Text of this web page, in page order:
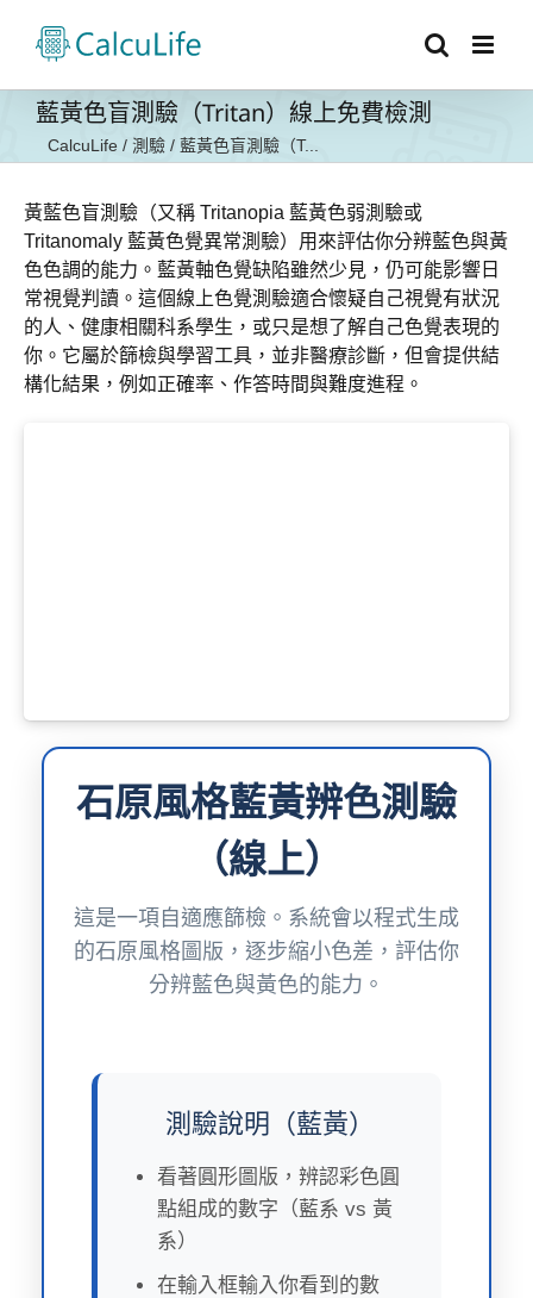
藍黃色盲測驗（Tritan）線上免費檢測
CalcuLife / 測驗 / 藍黃色盲測驗（T...
黃藍色盲測驗（又稱 Tritanopia 藍黃色弱測驗或
Tritanomaly 藍黃色覺異常測驗）用來評估你分辨藍色與黃
色色調的能力。藍黃軸色覺缺陷雖然少見，仍可能影響日
常視覺判讀。這個線上色覺測驗適合懷疑自己視覺有狀況
的人、健康相關科系學生，或只是想了解自己色覺表現的
你。它屬於篩檢與學習工具，並非醫療診斷，但會提供結
構化結果，例如正確率、作答時間與難度進程。
石原風格藍黃辨色測驗
（線上）
這是一項自適應篩檢。系統會以程式生成
的石原風格圖版，逐步縮小色差，評估你
分辨藍色與黃色的能力。
測驗說明（藍黃）
看著圓形圖版，辨認彩色圓
點組成的數字（藍系 vs 黃
系）
在輸入框輸入你看到的數